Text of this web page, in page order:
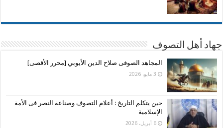
جهاد أهل التصوف
المجاهد الصوفى صلاح الدين الأيوبي [محرر الأقصى]
3 مايو، 2026
حين يتكلم التاريخ : أعلام التصوف وصناعة النصر فى الأمة
الإسلامية
6 أبريل، 2026